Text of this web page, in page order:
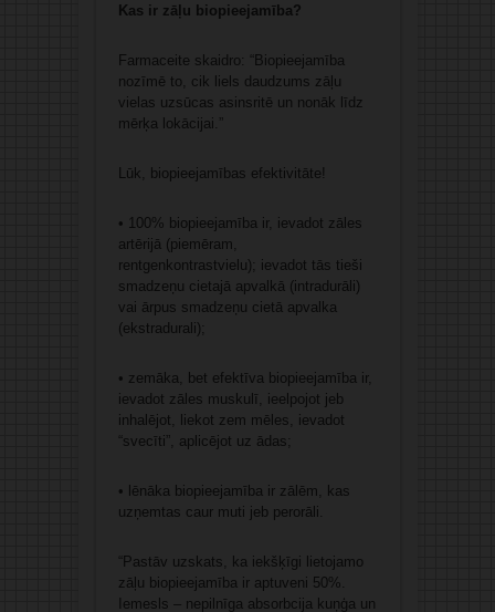
Kas ir zāļu biopieejamība?
Farmaceite skaidro: “Biopieejamība
nozīmē to, cik liels daudzums zāļu
vielas uzsūcas asinsritē un nonāk līdz
mērķa lokācijai.”
Lūk, biopieejamības efektivitāte!
• 100% biopieejamība ir, ievadot zāles
artērijā (piemēram,
rentgenkontrastvielu); ievadot tās tieši
smadzeņu cietajā apvalkā (intradurāli)
vai ārpus smadzeņu cietā apvalka
(ekstradurali);
• zemāka, bet efektīva biopieejamība ir,
ievadot zāles muskulī, ieelpojot jeb
inhalējot, liekot zem mēles, ievadot
“svecīti”, aplicējot uz ādas;
• lēnāka biopieejamība ir zālēm, kas
uzņemtas caur muti jeb perorāli.
“Pastāv uzskats, ka iekšķīgi lietojamo
zāļu biopieejamība ir aptuveni 50%.
Iemesls – nepilnīga absorbcija kuņģa un